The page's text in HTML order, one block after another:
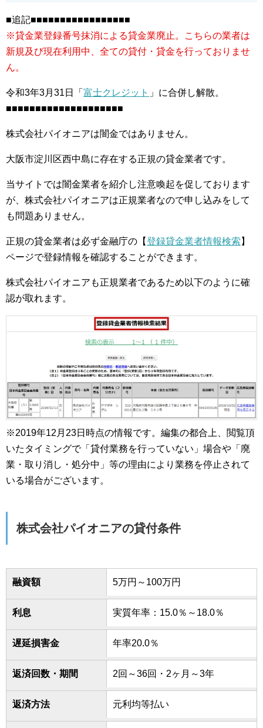
■追記■■■■■■■■■■■■■■■■■
※貸金業登録番号抹消による貸金業廃止。こちらの業者は
新規及び現在利用中、全ての貸付・貸金を行っておりませ
ん。
令和3年3月31日「 富士クレジット 」に合併し解散。
■■■■■■■■■■■■■■■■■■■■
株式会社パイオニアは闇金ではありません。
大阪市淀川区西中島に存在する正規の貸金業者です。
当サイトでは闇金業者を紹介し注意喚起を促しております
が、株式会社パイオニアは正規業者なので申し込みをして
も問題ありません。
正規の貸金業者は必ず金融庁の【登録貸金業者情報検索 】
ページで登録情報を確認することができます。
株式会社パイオニアも正規業者であるため以下のように確
認が取れます。
※2019年12月23日時点の情報です。編集の都合上、閲覧頂
いたタイミングで「貸付業務を行っていない」場合や「廃
業・取り消し・処分中」等の理由により業務を停止されて
いる場合がございます。
株式会社パイオニアの貸付条件
融資額 5万円～100万円
利息 実質年率：15.0％～18.0％
遅延損害金 年率20.0％
返済回数・期間 2回～36回・2ヶ月～3年
返済方法 元利均等払い